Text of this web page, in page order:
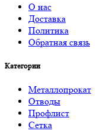
О нас
Доставка
Политика
Обратная связь
Категории
Металлопрокат
Отводы
Профлист
Сетка